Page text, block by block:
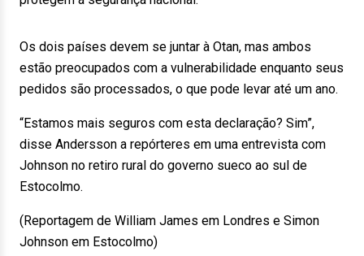
Os dois países devem se juntar à Otan, mas ambos
estão preocupados com a vulnerabilidade enquanto seus
pedidos são processados, o que pode levar até um ano.
“Estamos mais seguros com esta declaração? Sim”,
disse Andersson a repórteres em uma entrevista com
Johnson no retiro rural do governo sueco ao sul de
Estocolmo.
(Reportagem de William James em Londres e Simon
Johnson em Estocolmo)